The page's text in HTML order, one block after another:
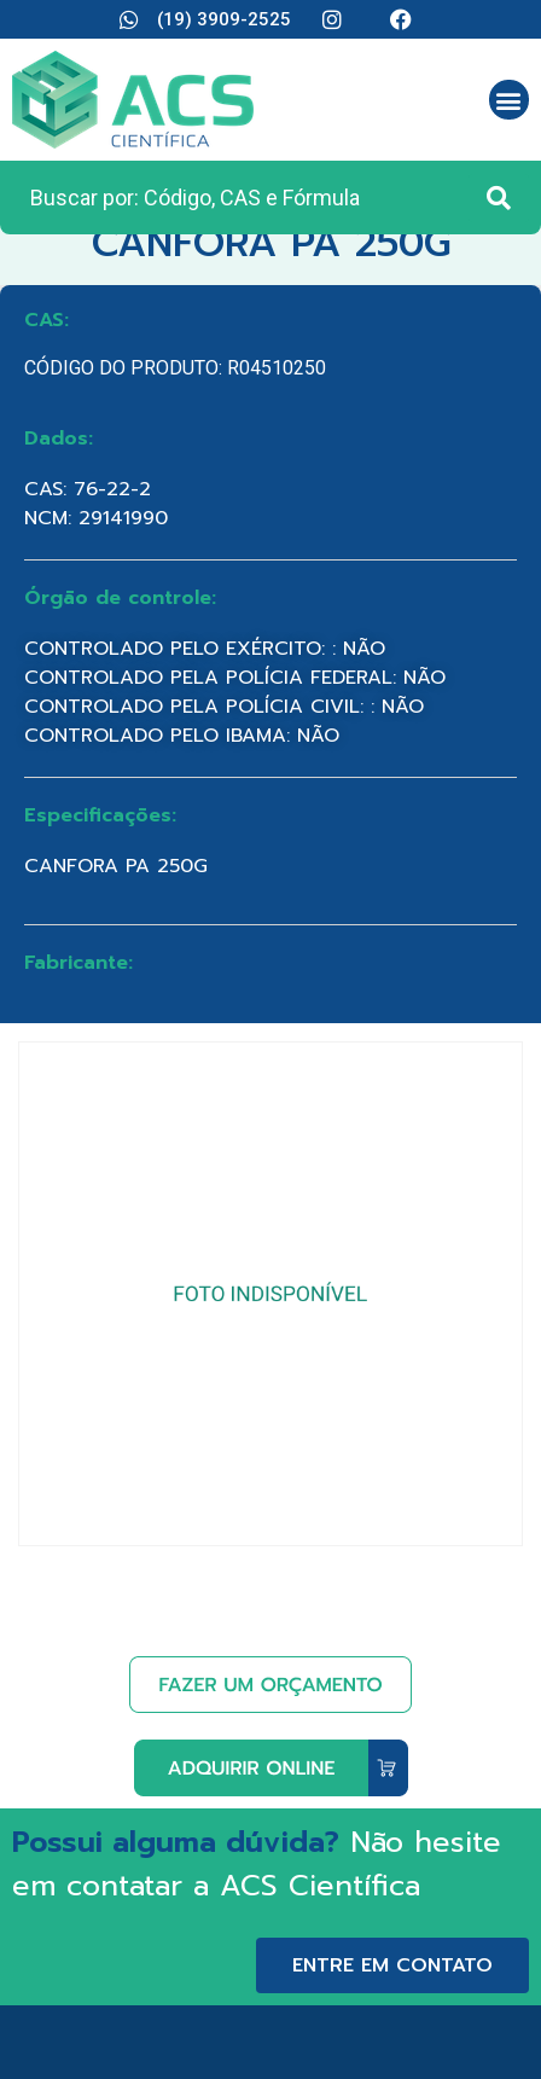
(19) 3909-2525
CATEGORIA:REAGENTES ANALÍTICOS
CANFORA PA 250G
CAS:
CÓDIGO DO PRODUTO: R04510250
Dados:
CAS: 76-22-2
NCM: 29141990
Órgão de controle:
CONTROLADO PELO EXÉRCITO: : NÃO
CONTROLADO PELA POLÍCIA FEDERAL: NÃO
CONTROLADO PELA POLÍCIA CIVIL: : NÃO
CONTROLADO PELO IBAMA: NÃO
Especificações:
CANFORA PA 250G
Fabricante:
Possui alguma dúvida? Não hesite
em contatar a ACS Científica
ENTRE EM CONTATO